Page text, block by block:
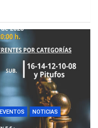
EVENTOS
NOTICIAS